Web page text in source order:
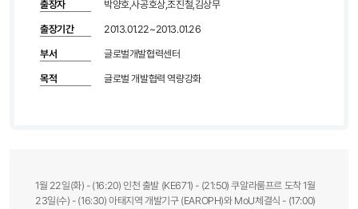
출장자 박양호,사공호상,조진철,김상무
출장기간 2013.01.22~2013.01.26
부서 글로벌개발협력센터
목적 글로벌 개발협력 역량강화
1월 22일(화) - (16:20) 인천 출발 (KE671) - (21:50) 쿠알라룸프르 도착 1월
23일(수) - (16:30) 아태지역 개발기구 (EAROPH)와 MoU체결식 - (17:00)